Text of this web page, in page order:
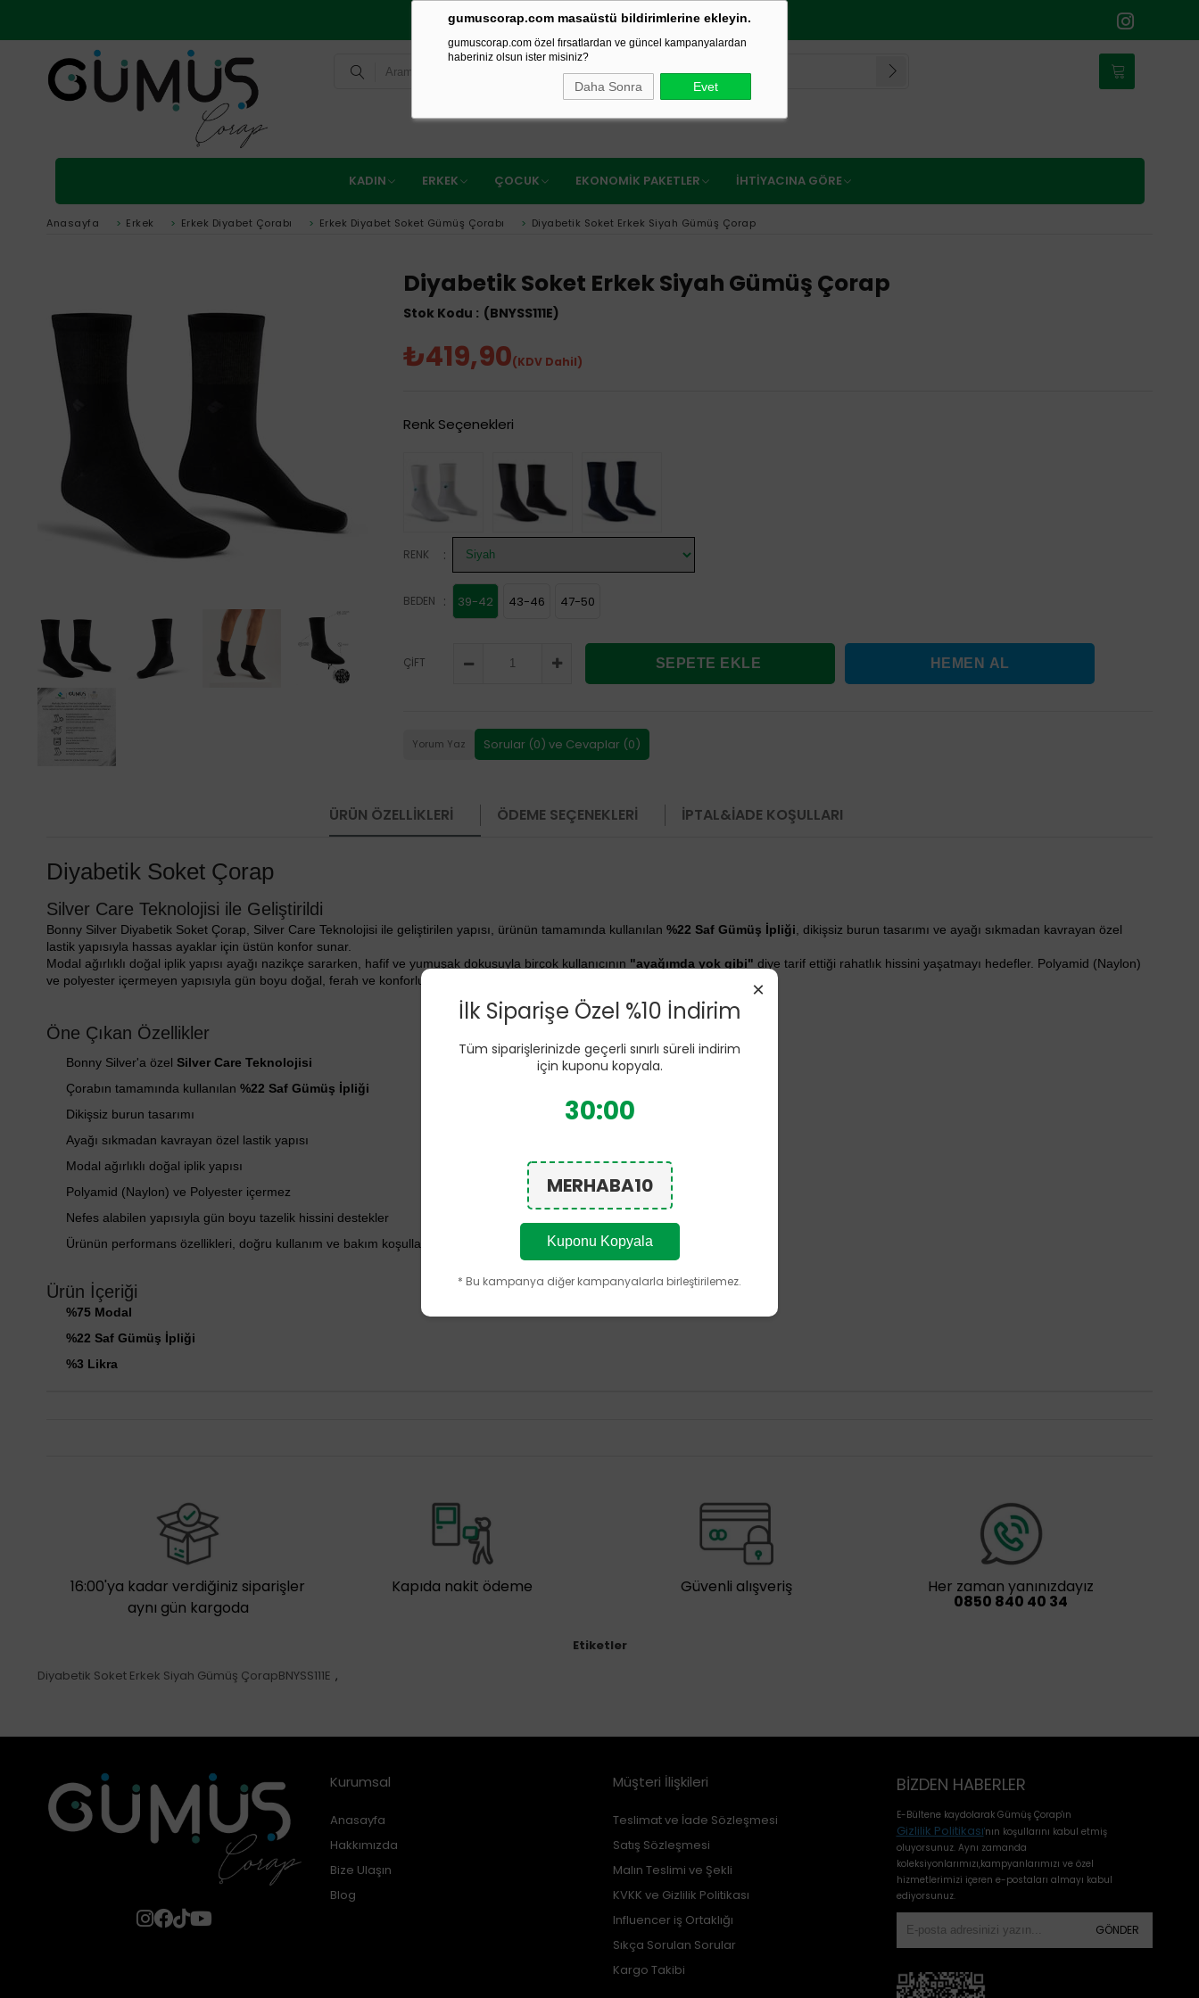
gumuscorap.com masaüstü bildirimlerine ekleyin.
gumuscorap.com özel fırsatlardan ve güncel kampanyalardan
haberiniz olsun ister misiniz?
Daha Sonra Evet
750₺ VE ÜZERİ ÜCRETSİZ KARGO
KADIN ERKEK ÇOCUK EKONOMIK PAKETLER İHTIYACINA GÖRE
Anasayfa > Erkek > Erkek Diyabet Çorabı > Erkek Diyabet Soket Gümüş Çorabı > Diyabetik Soket Erkek Siyah Gümüş Çorap
Diyabetik Soket Erkek Siyah Gümüş Çorap
(BNYSS111E)
₺419,90(KDV Dahil)
Renk Seçenekleri
RENK :
BEDEN : 39-42 43-46 47-50
ÇİFT
Yorum Yaz Sorular (0) ve Cevaplar (0)
ÜRÜN ÖZELLIKLERI ÖDEME SEÇENEKLERI İPTAL&İADE KOŞULLARI
Diyabetik Soket Çorap
Silver Care Teknolojisi ile Geliştirildi
Bonny Silver Diyabetik Soket Çorap, Silver Care Teknolojisi ile geliştirilen yapısı, ürünün tamamında kullanılan %22 Saf Gümüş İpliği , dikişsiz burun tasarımı ve ayağı sıkmadan kavrayan özel
lastik yapısıyla hassas ayaklar için üstün konfor sunar.
Modal ağırlıklı doğal iplik yapısı ayağı nazikçe sararken, hafif ve yumuşak dokusuyla birçok kullanıcının "ayağımda yok gibi" diye tarif ettiği rahatlık hissini yaşatmayı hedefler. Polyamid (Naylon)
ve polyester içermeyen yapısıyla gün boyu doğal, ferah ve konforlu bir kullanım deneyimi sağlar.
Öne Çıkan Özellikler
Bonny Silver'a özel Silver Care Teknolojisi
Çorabın tamamında kullanılan %22 Saf Gümüş İpliği
Dikişsiz burun tasarımı
Ayağı sıkmadan kavrayan özel lastik yapısı
Modal ağırlıklı doğal iplik yapısı
Polyamid (Naylon) ve Polyester içermez
Nefes alabilen yapısıyla gün boyu tazelik hissini destekler
Ürünün performans özellikleri, doğru kullanım ve bakım koşullarında kullanım ömrü boyunca korunacak şekilde tasarlanmıştır.
Ürün İçeriği
%75 Modal
%22 Saf Gümüş İpliği
%3 Likra
16:00'ya kadar verdiğiniz siparişler
aynı gün kargoda
Kapıda nakit ödeme Güvenli alışveriş Her zaman yanınızdayız
0850 840 40 34
Etiketler
Diyabetik Soket Erkek Siyah Gümüş ÇorapBNYSS111E ,
Kurumsal
Anasayfa
Hakkımızda
Bize Ulaşın
Blog
Müşteri İlişkileri
Teslimat ve İade Sözleşmesi
Satış Sözleşmesi
Malın Teslimi ve Şekli
KVKK ve Gizlilik Politikası
Influencer iş Ortaklığı
Sıkça Sorulan Sorular
Kargo Takibi
BIZDEN HABERLER
E-Bültene kaydolarak Gümüş Çorap'ın
Gizlilik Politikası'nın koşullarını kabul etmiş
oluyorsunuz. Aynı zamanda
koleksiyonlarımızı,kampyanlarımızı ve özel
hizmetlerimizi içeren e-postaları almayı kabul
ediyorsunuz.
GÖNDER
×
İlk Siparişe Özel %10 İndirim
Tüm siparişlerinizde geçerli sınırlı süreli indirim
için kuponu kopyala.
30:00
MERHABA10
Kuponu Kopyala
* Bu kampanya diğer kampanyalarla birleştirilemez.